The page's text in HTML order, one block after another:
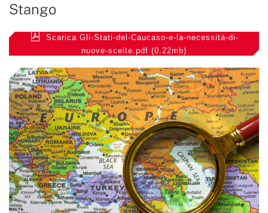
Stango
Scarica Gli-Stati-del-Caucaso-e-la-necessità-di-
nuove-scelte.pdf (0.22mb)